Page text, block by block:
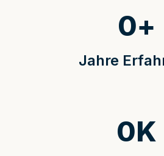
Jahre
0+
0K